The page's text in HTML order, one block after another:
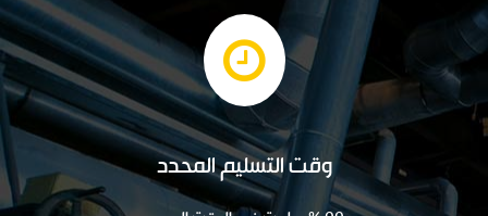
وقت التسليم المحدد